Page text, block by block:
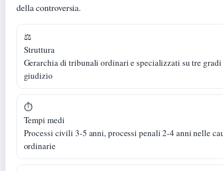
della controversia.
⚖️
Struttura
Gerarchia di tribunali ordinari e specializzati su tre
giudizio
⏱️
Tempi medi
Processi civili 3-5 anni, processi penali 2-4 anni nelle
ordinarie